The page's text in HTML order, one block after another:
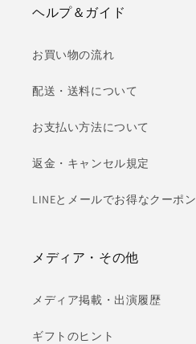
ヘルプ＆ガイド
お買い物の流れ
配送・送料について
お支払い方法について
返金・キャンセル規定
LINEとメールでお得なクーポン
メディア・その他
メディア掲載・出演履歴
ギフトのヒント